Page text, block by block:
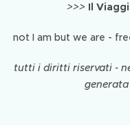
>>> Il
not I am but we are -
tutti i diritti riservati -